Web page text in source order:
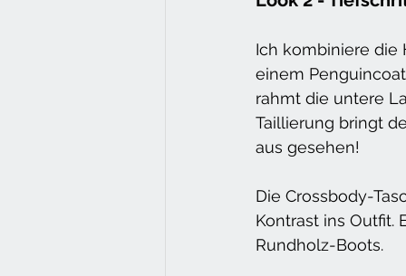
Ich kombiniere die
einem
rahmt die untere
Taillierung bringt
aus gesehen!
Die Crossbody-
Kontrast ins Outfit.
Rundholz-Boots.